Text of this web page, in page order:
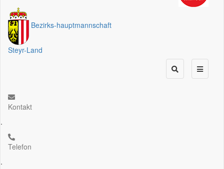
Bezirks-hauptmannschaft
Steyr-Land
Kontakt
.
Telefon
.